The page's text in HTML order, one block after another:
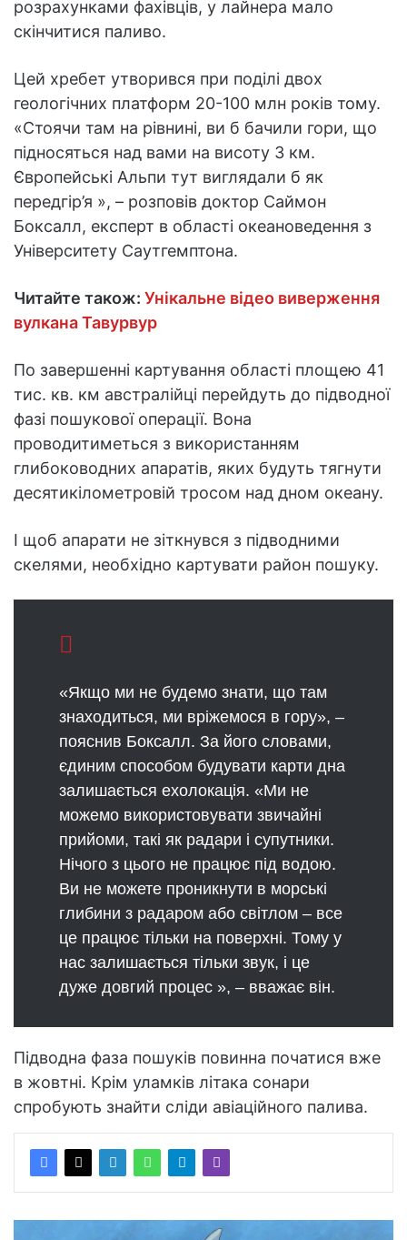
розрахунками фахівців, у лайнера мало
скінчитися паливо.
Цей хребет утворився при поділі двох
геологічних платформ 20-100 млн років тому.
«Стоячи там на рівнині, ви б бачили гори, що
підносяться над вами на висоту 3 км.
Європейські Альпи тут виглядали б як
передгір’я », – розповів доктор Саймон
Боксалл, експерт в області океановедення з
Університету Саутгемптона.
Читайте також: Унікальне відео виверження
вулкана Тавурвур
По завершенні картування області площею 41
тис. кв. км австралійці перейдуть до підводної
фазі пошукової операції. Вона
проводитиметься з використанням
глибоководних апаратів, яких будуть тягнути
десятикілометровій тросом над дном океану.
І щоб апарати не зіткнувся з підводними
скелями, необхідно картувати район пошуку.
«Якщо ми не будемо знати, що там
знаходиться, ми вріжемося в гору», –
пояснив Боксалл. За його словами,
єдиним способом будувати карти дна
залишається ехолокація. «Ми не
можемо використовувати звичайні
прийоми, такі як радари і супутники.
Нічого з цього не працює під водою.
Ви не можете проникнути в морські
глибини з радаром або світлом – все
це працює тільки на поверхні. Тому у
нас залишається тільки звук, і це
дуже довгий процес », – вважає він.
Підводна фаза пошуків повинна початися вже
в жовтні. Крім уламків літака сонари
спробують знайти сліди авіаційного палива.